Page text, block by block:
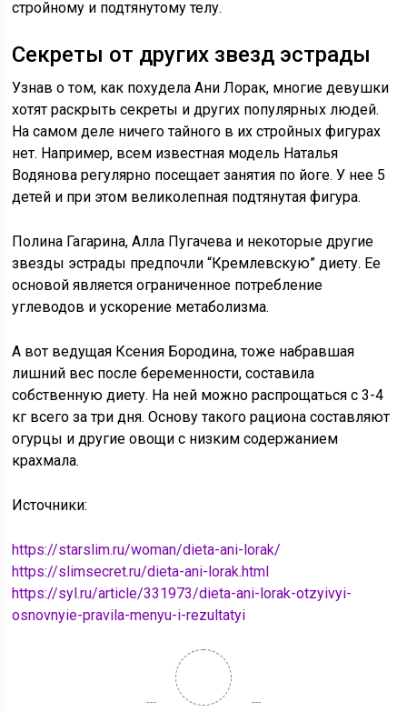
стройному и подтянутому телу.
Секреты от других звезд эстрады
Узнав о том, как похудела Ани Лорак, многие девушки
хотят раскрыть секреты и других популярных людей.
На самом деле ничего тайного в их стройных фигурах
нет. Например, всем известная модель Наталья
Водянова регулярно посещает занятия по йоге. У нее 5
детей и при этом великолепная подтянутая фигура.
Полина Гагарина, Алла Пугачева и некоторые другие
звезды эстрады предпочли “Кремлевскую” диету. Ее
основой является ограниченное потребление
углеводов и ускорение метаболизма.
А вот ведущая Ксения Бородина, тоже набравшая
лишний вес после беременности, составила
собственную диету. На ней можно распрощаться с 3-4
кг всего за три дня. Основу такого рациона составляют
огурцы и другие овощи с низким содержанием
крахмала.
Источники:
https://starslim.ru/woman/dieta-ani-lorak/
https://slimsecret.ru/dieta-ani-lorak.html
https://syl.ru/article/331973/dieta-ani-lorak-otzyivyi-
osnovnyie-pravila-menyu-i-rezultatyi